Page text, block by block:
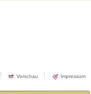
Vorschau Impressum